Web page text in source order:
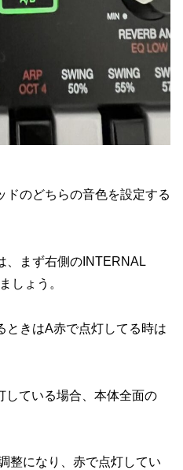
ドのどちらの音色を設定する
、まず右側のINTERNAL
しょう。
ときはA赤で点灯してる時は
ている場合、本体全面の
整になり、赤で点灯してい